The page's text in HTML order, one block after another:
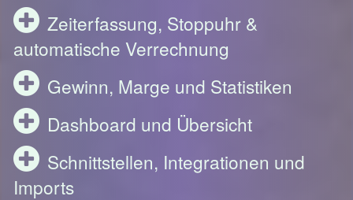
Zeiterfassung, Stoppuhr &
automatische Verrechnung
Gewinn, Marge und Statistiken
Dashboard und Übersicht
Schnittstellen, Integrationen und
Imports